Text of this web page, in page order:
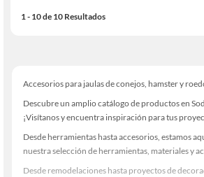
1 - 10 de 10 Resultados
Accesorios para jaulas de conejos, hamster y
Descubre un amplio catálogo de productos en
¡Visítanos y encuentra inspiración para tus
Desde herramientas hasta accesorios, estamos
nuestra selección de herramientas, materiales y
Desde remodelaciones hasta proyectos de